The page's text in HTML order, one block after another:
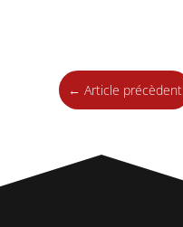
← Article précèdent